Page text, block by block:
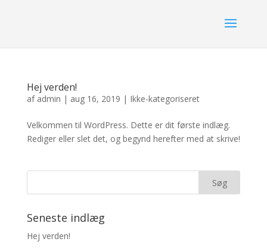
Hej verden!
af admin | aug 16, 2019 | Ikke-kategoriseret
Velkommen til WordPress. Dette er dit første indlæg.
Rediger eller slet det, og begynd herefter med at skrive!
Seneste indlæg
Hej verden!